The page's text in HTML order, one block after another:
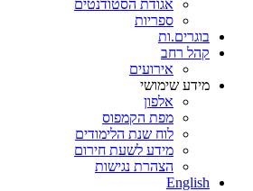
אגודת הסטודנטים
ספריות
בוגרים.ות
קהל רחב
אירועים
מידע שימושי
אלפון
מפת הקמפוס
לוח שנת הלימודים
מידע לשעת חירום
הצהרת נגישות
English